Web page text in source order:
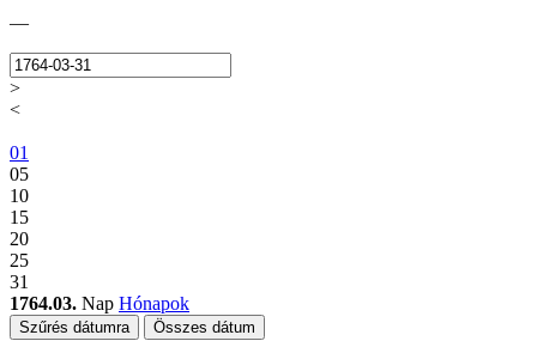
—
>
<
01
05
10
15
20
25
31
1764.03. Nap Hónapok
Szűrés dátumra Összes dátum